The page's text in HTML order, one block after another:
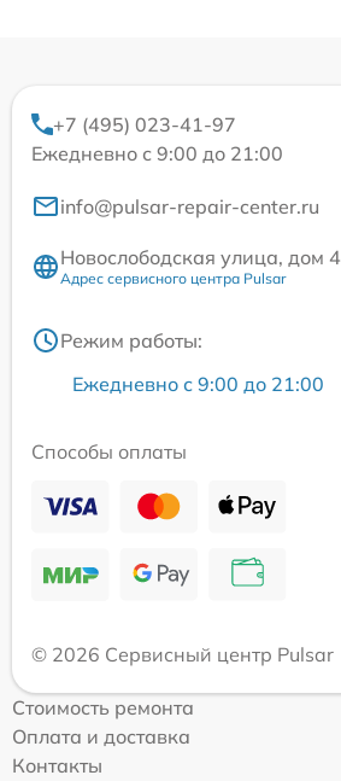
+7 (495) 023-41-97
Ежедневно с 9:00 до 21:00
info@pulsar-repair-center.ru
Новослободская улица, дом 4
Адрес сервисного центра Pulsar
Режим работы:
Ежедневно с 9:00 до 21:00
Способы оплаты
© 2026 Сервисный центр Pulsar
Стоимость ремонта
Оплата и доставка
Контакты